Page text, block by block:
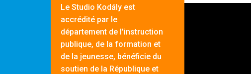
Le Studio Kodály est
accrédité par le
département de l'instruction
publique, de la formation et
de la jeunesse, bénéficie du
soutien de la République et